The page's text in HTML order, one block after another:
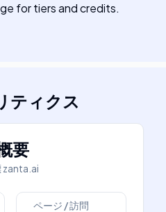
for tiers and credits.
ティクス
要
zanta.ai
ページ / 訪問